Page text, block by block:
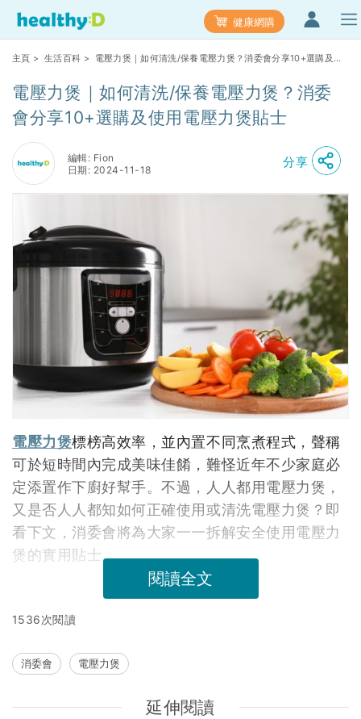
健康網購
主頁 > 生活百科 > 電壓力煲｜如何清洗/保養電壓力煲？消委會分享10+選購及使
電壓力煲｜如何清洗/保養電壓力煲？消委
會分享10+選購及使用電壓力煲貼士
編輯: Fion
日期: 2024-11-18
分享
電壓力煲標榜高效率，並內置不同烹煮程式，聲稱
可於短時間內完成美味佳餚，難怪近年不少家庭必
定添置作下廚好幫手。不過，人人都用電壓力煲，
又是否人人都知如何正確使用或清洗電壓力煲？即
看下文，消委會將為大家一一拆解安全使用電壓力
煲的實用貼士。
閱讀全文
1536次閱讀
消委會 電壓力煲
延伸閱讀